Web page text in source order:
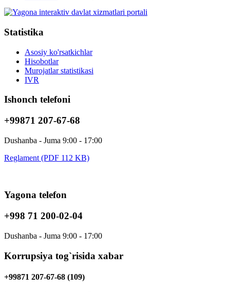
Statistika
Asosiy ko'rsatkichlar
Hisobotlar
Murojatlar statistikasi
IVR
Ishonch telefoni
+99871 207-67-68
Dushanba - Juma 9:00 - 17:00
Reglament (PDF 112 KB)
Yagona telefon
+998 71 200-02-04
Dushanba - Juma 9:00 - 17:00
Korrupsiya tog`risida xabar
+99871 207-67-68 (109)